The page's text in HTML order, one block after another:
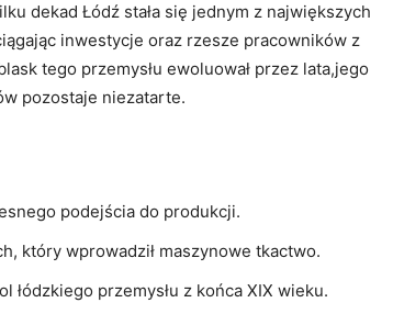
dekad Łódź stała się jednym z największych
inwestycje oraz rzesze pracowników z
tego przemysłu ewoluował przez lata,jego
pozostaje niezatarte.
podejścia do produkcji.
który wprowadził maszynowe tkactwo.
łódzkiego przemysłu z końca XIX wieku.